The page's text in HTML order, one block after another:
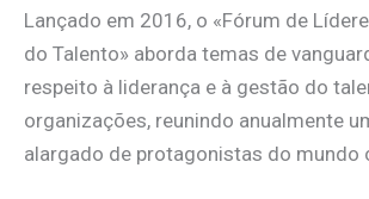
Lançado em 2016, o «Fórum de
do Talento» aborda temas de
respeito à liderança e à gestão do
organizações, reunindo anualmente
alargado de protagonistas do mundo